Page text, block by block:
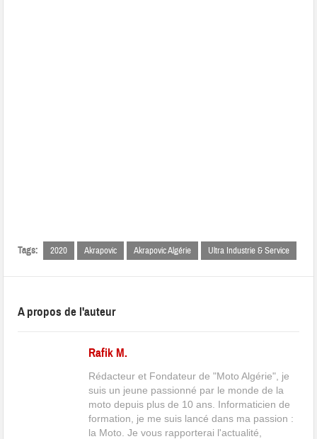
Tags: 2020 Akrapovic Akrapovic Algérie Ultra Industrie & Service
A propos de l'auteur
Rafik M.
Rédacteur et Fondateur de "Moto Algérie", je
suis un jeune passionné par le monde de la
moto depuis plus de 10 ans. Informaticien de
formation, je me suis lancé dans ma passion :
la Moto. Je vous rapporterai l'actualité,